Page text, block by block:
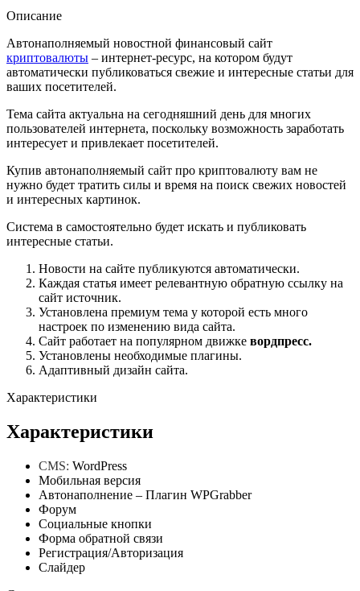
Описание
Автонаполняемый новостной финансовый сайт
криптовалюты – интернет-ресурс, на котором будут
автоматически публиковаться свежие и интересные статьи для
ваших посетителей.
Тема сайта актуальна на сегодняшний день для многих
пользователей интернета, поскольку возможность заработать
интересует и привлекает посетителей.
Купив автонаполняемый сайт про криптовалюту вам не
нужно будет тратить силы и время на поиск свежих новостей
и интересных картинок.
Система в самостоятельно будет искать и публиковать
интересные статьи.
Новости на сайте публикуются автоматически.
Каждая статья имеет релевантную обратную ссылку на
сайт источник.
Установлена премиум тема у которой есть много
настроек по изменению вида сайта.
Сайт работает на популярном движке вордпресс.
Установлены необходимые плагины.
Адаптивный дизайн сайта.
Характеристики
Характеристики
CMS: WordPress
Мобильная версия
Автонаполнение – Плагин WPGrabber
Форум
Социальные кнопки
Форма обратной связи
Регистрация/Авторизация
Слайдер